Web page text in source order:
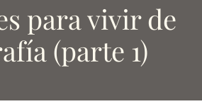
para vivir de
(parte 1)